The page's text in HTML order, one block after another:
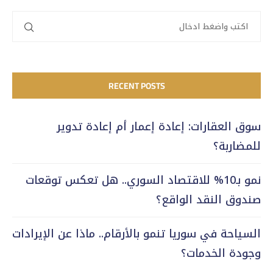
RECENT POSTS
سوق العقارات: إعادة إعمار أم إعادة تدوير
للمضاربة؟
نمو بـ10% للاقتصاد السوري.. هل تعكس توقعات
صندوق النقد الواقع؟
السياحة في سوريا تنمو بالأرقام.. ماذا عن الإيرادات
وجودة الخدمات؟